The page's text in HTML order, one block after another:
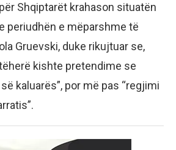
Shqiptarët krahason situatën
periudhën e mëparshme të
Gruevski, duke rikujtuar se,
kishte pretendime se
kaluarës”, por më pas “regjimi